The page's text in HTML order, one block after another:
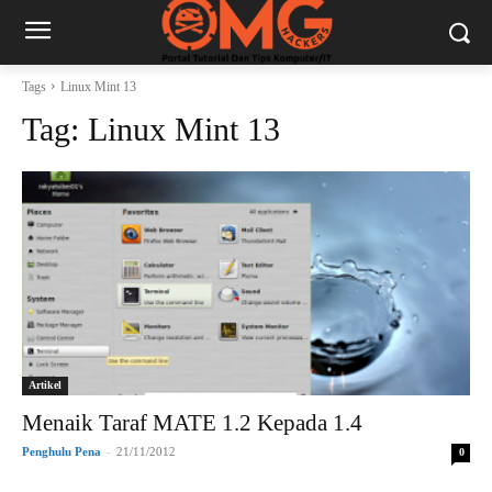
Tags Linux Mint 13
Tag: Linux Mint 13
Artikel
Menaik Taraf MATE 1.2 Kepada 1.4
Penghulu Pena - 21/11/2012 0